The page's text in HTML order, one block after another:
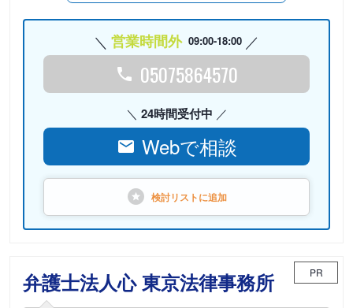
営業時間外 09:00-18:00
05075864570
24時間受付中
Webで相談
検討リストに追加
弁護士法人心 東京法律事務所 PR